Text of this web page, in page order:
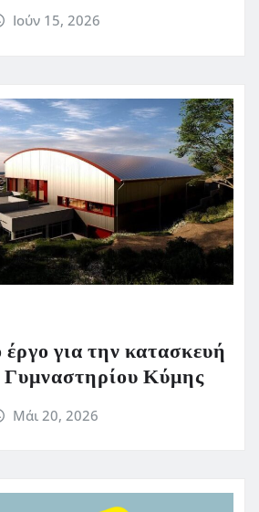
Ιούν 15, 2026
για την κατασκευή
Γυμναστηρίου Κύμης
Μάι 20, 2026